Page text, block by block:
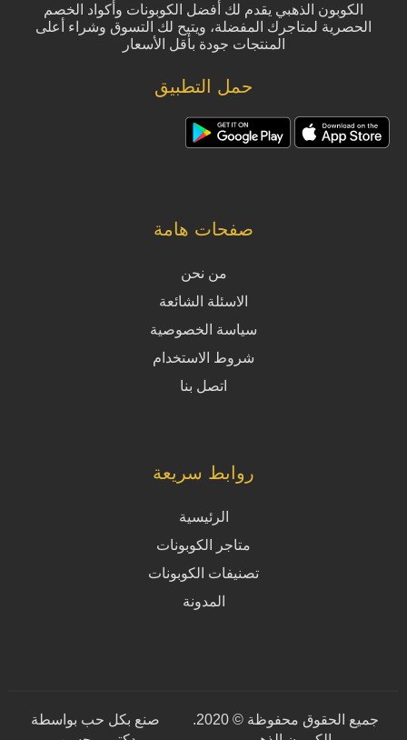
الكوبون الذهبي يقدم لك أفضل الكوبونات وأكواد الخصم
الحصرية لمتاجرك المفضلة، ويتيح لك التسوق وشراء أعلى
المنتجات جودة بأقل الأسعار
حمل التطبيق
صفحات هامة
من نحن
الاسئلة الشائعة
سياسة الخصوصية
شروط الاستخدام
اتصل بنا
روابط سريعة
الرئيسية
متاجر الكوبونات
تصنيفات الكوبونات
المدونة
جميع الحقوق محفوظة © 2020.
صنع بكل حب بواسطة